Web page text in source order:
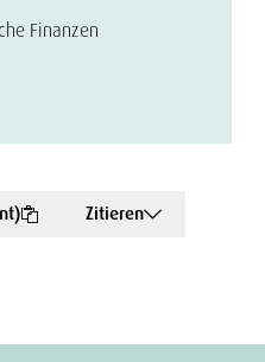
Finanzen
Zitieren